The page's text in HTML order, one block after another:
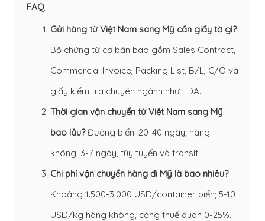
FAQ
Gửi hàng từ Việt Nam sang Mỹ cần giấy tờ gì?
Bộ chứng từ cơ bản bao gồm Sales Contract,
Commercial Invoice, Packing List, B/L, C/O và
giấy kiểm tra chuyên ngành như FDA.
Thời gian vận chuyển từ Việt Nam sang Mỹ
bao lâu?Đường biển: 20-40 ngày; hàng
không: 3-7 ngày, tùy tuyến và transit.
Chi phí vận chuyển hàng đi Mỹ là bao nhiêu?
Khoảng 1.500-3.000 USD/container biển; 5-10
USD/kg hàng không, cộng thuế quan 0-25%.